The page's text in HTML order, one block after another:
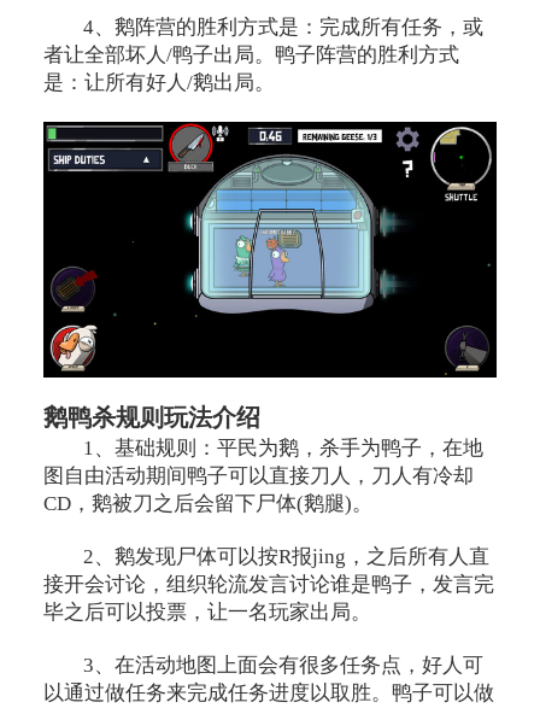
4、鹅阵营的胜利方式是：完成所有任务，或
者让全部坏人/鸭子出局。鸭子阵营的胜利方式
是：让所有好人/鹅出局。
鹅鸭杀规则玩法介绍
1、基础规则：平民为鹅，杀手为鸭子，在地
图自由活动期间鸭子可以直接刀人，刀人有冷却
CD，鹅被刀之后会留下尸体(鹅腿)。
2、鹅发现尸体可以按R报jing，之后所有人直
接开会讨论，组织轮流发言讨论谁是鸭子，发言完
毕之后可以投票，让一名玩家出局。
3、在活动地图上面会有很多任务点，好人可
以通过做任务来完成任务进度以取胜。鸭子可以做